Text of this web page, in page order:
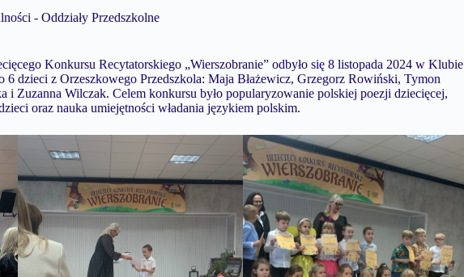
- Oddziały Przedszkolne
Konkursu Recytatorskiego „Wierszobranie” odbyło się 8 listopada 2024 w Klubie
6 dzieci z Orzeszkowego Przedszkola: Maja Błażewicz, Grzegorz Rowiński, Tymon
Zuzanna Wilczak. Celem konkursu było popularyzowanie polskiej poezji dziecięcej,
oraz nauka umiejętności władania językiem polskim.